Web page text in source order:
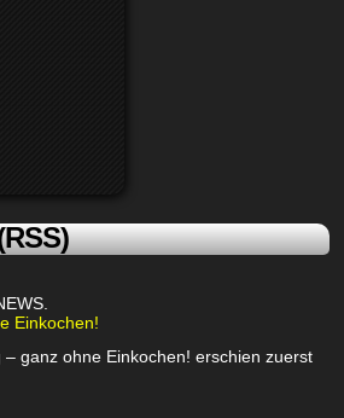
Einkochen!
ganz ohne Einkochen! erschien zuerst